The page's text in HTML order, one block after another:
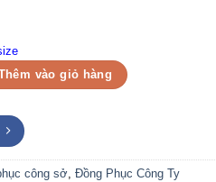
vàng cổ bẻ DTC070 cao cấp số lượng
vào giỏ hàng
công sở, Đồng Phục Công Ty